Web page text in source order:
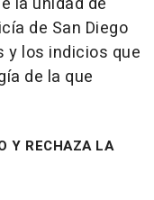
de San Diego
y los indicios que
de la que
Y RECHAZA LA